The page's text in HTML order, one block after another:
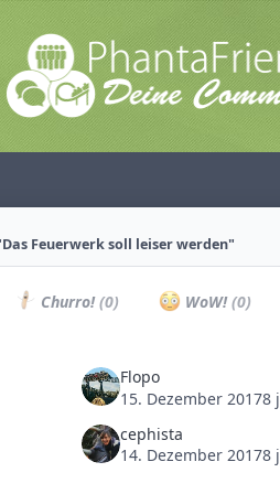
Feuerwerk soll leiser werden"
Churro!(0) WoW!(0)
Flopo
15. Dezember 20178 j
cephista
14. Dezember 20178 j